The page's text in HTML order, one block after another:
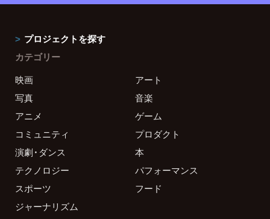
プロジェクトを探す
カテゴリー
映画
アート
写真
音楽
アニメ
ゲーム
コミュニティ
プロダクト
演劇・ダンス
本
テクノロジー
パフォーマンス
スポーツ
フード
ジャーナリズム